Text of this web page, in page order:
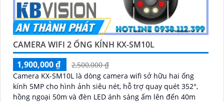
CAMERA WIFI 2 ỐNG KÍNH KX-SM10L
1,900,000 ₫
2,500,000 ₫
Camera KX-SM10L là dòng camera wifi sở hữu hai ống
kính 5MP cho hình ảnh siêu nét, hỗ trợ quay quét 352°,
hồng ngoại 50m và đèn LED ánh sáng ấm lên đến 40m